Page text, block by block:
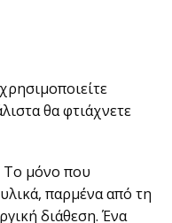
θα φτιάχνετε
Το μόνο που
παρμένα από τη
διάθεση. Ένα